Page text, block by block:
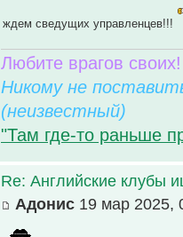
ждем сведущих управленцев!!!
Любите врагов
Никому не
(неизвестный)
"Там где-то раньше
Re: Английские клубы
Адонис 19 мар 2025,